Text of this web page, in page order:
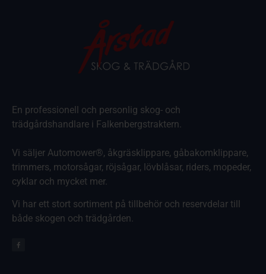
En professionell och personlig skog- och
trädgårdshandlare i Falkenbergstraktern.
Vi säljer Automower®, åkgräsklippare, gåbakomklippare,
trimmers, motorsågar, röjsågar, lövblåsar, riders, mopeder,
cyklar och mycket mer.
Vi har ett stort sortiment på tillbehör och reservdelar till
både skogen och trädgården.